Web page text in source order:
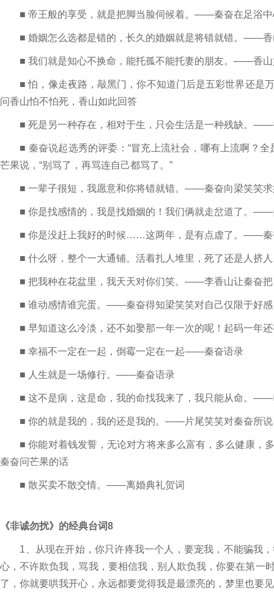
■ 帝王般的享受，就是把脚当脸伺候着。——秦奋在足浴中
■ 婚姻怎么选都是错的，长久的婚姻就是将错就错。——香
■ 我们就是知心不换命，能托孤不能托妻的朋友。——香山
■ 怕，像走夜路，敲黑门，你不知道门后是五彩世界还是
问香山怕不怕死，香山如此回答
■ 死是另一种存在，相对于生，只会生活是一种残缺。——
■ 秦奋说起选秀的评委：“冒充上流社会，哪有上流啊？全
芒果说，“别骂了，再骂连自己都骂了。”
■ 一辈子很短，我愿意和你将错就错。——秦奋向梁笑笑求
■ 你是找感情的，我是找婚姻的！我们俩就走岔道了。——
■ 你是没赶上我好的时候……这两年，是有点虚了。——秦
■ 什么呀，整个一大通铺。活着扎人堆里，死了还是人挤
■ 把我种在花盆里，我天天对你们笑。——李香山让秦奋把
■ 谁动感情谁完蛋。——秦奋得知梁笑笑对自己仅限于好感
■ 早知道这么冷淡，还不如娶那一年一次的呢！起码一年
■ 幸福不一定在一起，倒霉一定在一起——秦奋语录
■ 人生就是一场修行。——秦奋语录
■ 这不是病，这是命，我的命找我来了，我只能从命。——
■ 你的就是我的，我的还是我的。——片尾笑笑对秦奋所说
■ 你能对着钱发誓，无论对方将来多么富有，多么健康，
秦奋问芒果的话
■ 散买卖不散交情。——离婚典礼贺词
《非诚勿扰》的经典台词8
1、从现在开始，你只许疼我一个人，要宠我，不能骗我，
心，不许欺负我，骂我，要相信我，别人欺负我，你要在第一
了，你就要哄我开心，永远都要觉得我是最漂亮的，梦里也要